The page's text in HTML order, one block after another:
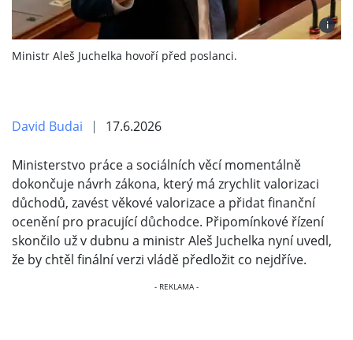
i
Ministr Aleš Juchelka hovoří před poslanci.
David Budai 17.6.2026
Ministerstvo práce a sociálních věcí momentálně
dokončuje návrh zákona, který má zrychlit valorizaci
důchodů, zavést věkové valorizace a přidat finanční
ocenění pro pracující důchodce. Připomínkové řízení
skončilo už v dubnu a ministr Aleš Juchelka nyní uvedl,
že by chtěl finální verzi vládě předložit co nejdříve.